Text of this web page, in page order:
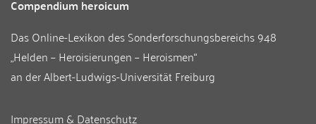
Compendium heroicum
Das Online-Lexikon desSonderforschungsbereichs 948
„Helden – Heroisierungen – Heroismen“
an derAlbert-Ludwigs-Universität Freiburg
Impressum & Datenschutz